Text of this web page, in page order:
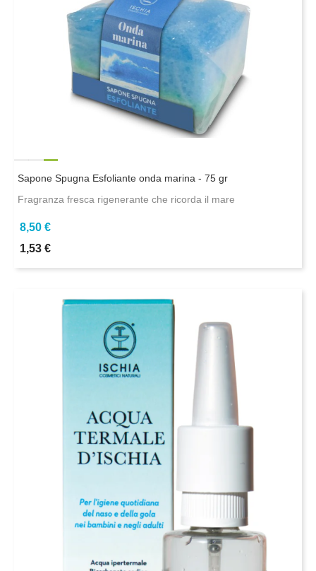
Sapone Spugna Esfoliante onda marina - 75 gr
Fragranza fresca rigenerante che ricorda il mare
8,50 €
1,53 €